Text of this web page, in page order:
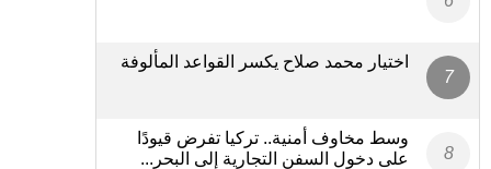
اختيار محمد صلاح يكسر القواعد المألوفة
وسط مخاوف أمنية.. تركيا تفرض قيودًا
على دخول السفن التجارية إلى البحر...